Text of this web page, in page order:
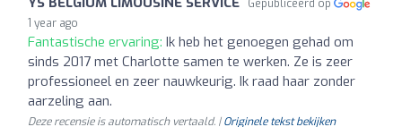
Gepubliceerd op
1 year ago
Fantastische ervaring: Ik heb het genoegen gehad om
sinds 2017 met Charlotte samen te werken. Ze is zeer
professioneel en zeer nauwkeurig. Ik raad haar zonder
aarzeling aan.
Deze recensie is automatisch vertaald. |Originele tekst bekijken